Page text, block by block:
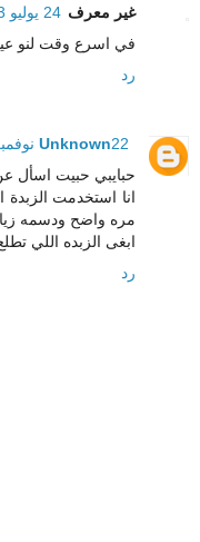
غير معرف 24 يوليو 2013 في 4:59 م
في اسرع وقت لنو
رد
Unknown22 نوفمبر 2013 في 3:57 م
حبايبي حبيت اسأل
انا استخدمت الزبدة
مره واضح ودسمه
ابغى الزبده اللي
رد